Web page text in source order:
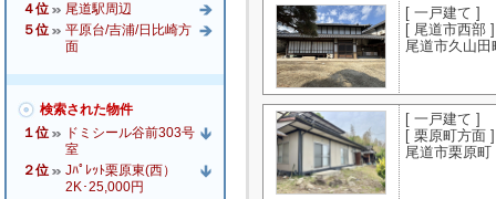
[ 一戸建て ]
[ 尾道市西部 ]
尾道市久山田
[ 一戸建て ]
[ 栗原町方面 ]
尾道市栗原町
４位
尾道駅周辺
５位
平原台/吉浦/日比崎方
面
検索された物件
１位
ドミシール谷前303号
室
２位
Jﾊﾟﾚｯﾄ栗原東(西）
2K･25,000円